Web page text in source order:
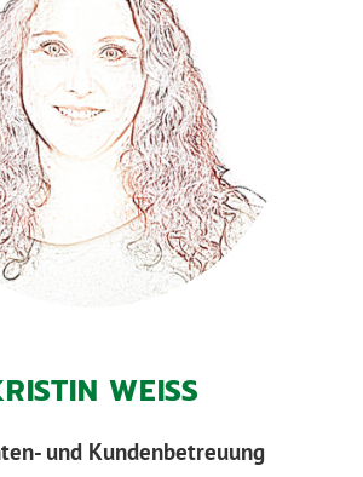
WEISS
und Kundenbetreuung